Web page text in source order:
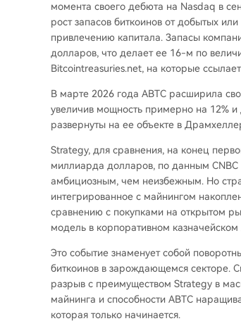
момента своего дебюта на Nasdaq в
рост запасов биткоинов от добытых
привлечению капитала. Запасы
долларов, что делает ее 16-м по
Bitcointreasuries.net, на которые
В марте 2026 года ABTC расширила
увеличив мощность примерно на 12%
развернуты на ее объекте в
Strategy, для сравнения, на конец
миллиарда долларов, по данным CNBC
амбициозным, чем неизбежным. Но
интегрированное с майнингом
сравнению с покупками на открытом
модель в корпоративном
Это событие знаменует собой
биткоинов в зарождающемся секторе.
разрыв с преимуществом Strategy в
майнинга и способности ABTC
которая только начинается.